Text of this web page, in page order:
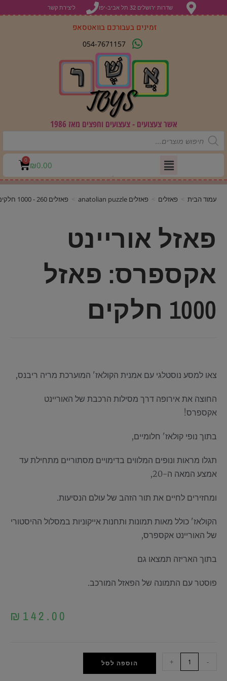
שדרות ירושלים 32 תל אביב-יפו ליצירת קשר
זמינים בעבורכם בוואטסאפ
054-7671157
אשר צעצועים - צעצועים וחפצים מאז 1986
₪0.00
0
עמוד הבית פאזלים פאזלים anatolian puzzle פאזלים 260 - 1000 חלקים
פאזל אוריינט
אקספרס: פאזל
1000 חלקים
צאו למסע נוסטלגי עם אמנית הקולאז' המוערכת מריה ריבנס,
החוצה את אירופה דרך מסילות הרכבת של האוריינט
אקספרס!
בתוך נופי קולאז' חלומיים,
תגלו מראות ונופים המלווים בדימויים מסתוריים מתחילת עד
אמצע המאה ה-20,
ומחזירים לחיים את תור הזהב של עולם הנסיעות.
הקולאז' כולל מאות תמונות ותחנות אייקוניות במסלול ההיסטורי
של האוריינט אקספרס,
בתוך האריזה תמצאו גם
פוסטר עם התמונה של הפאזל המורכב.
₪ 142.00
-
+ הוספה לסל